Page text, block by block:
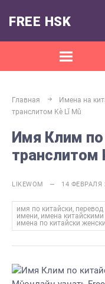
FREE HSK
Главная Имена на
транслитом Kè Lǐ Mǔ
Имя Клим по
транслитом
LIKEWOM — 14 ФЕВРАЛЯ
имя по китайски,
имени, имена
имена по китайски